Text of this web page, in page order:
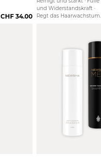
CHF 34.00
und Widerstandskraft ·
Regt das Haarwachstum